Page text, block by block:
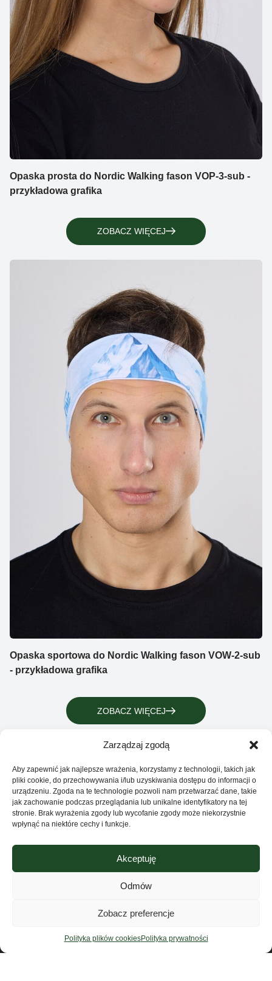
Zarządzaj zgodą
Aby zapewnić jak najlepsze wrażenia, korzystamy z technologii, takich jak
pliki cookie, do przechowywania i/lub uzyskiwania dostępu do informacji o
urządzeniu. Zgoda na te technologie pozwoli nam przetwarzać dane, takie
jak zachowanie podczas przeglądania lub unikalne identyfikatory na tej
stronie. Brak wyrażenia zgody lub wycofanie zgody może niekorzystnie
wpłynąć na niektóre cechy i funkcje.
Akceptuję
Odmów
Zobacz preferencje
Polityka plików cookiesPolityka prywatności
Opaska prosta do Nordic Walking fason VOP-3-sub -
przykładowa grafika
ZOBACZ WIĘCEJ
Opaska sportowa do Nordic Walking fason VOW-2-sub
- przykładowa grafika
ZOBACZ WIĘCEJ
Grupa Ventus Sp. z o.o.
Producent odzieży sportowej i reklamowej
NIP: 676-245-66-87 KRS 0000424254